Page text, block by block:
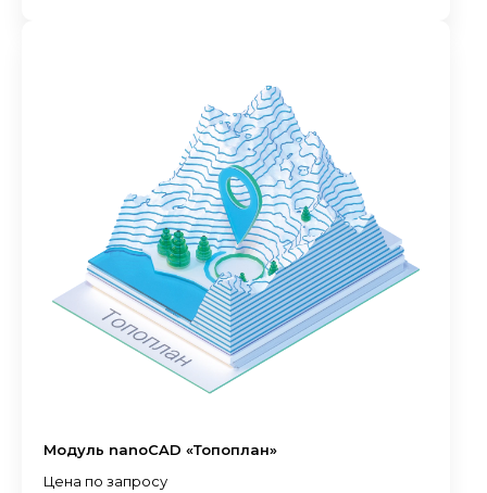
Модуль nanoCAD «Топоплан»
Цена по запросу